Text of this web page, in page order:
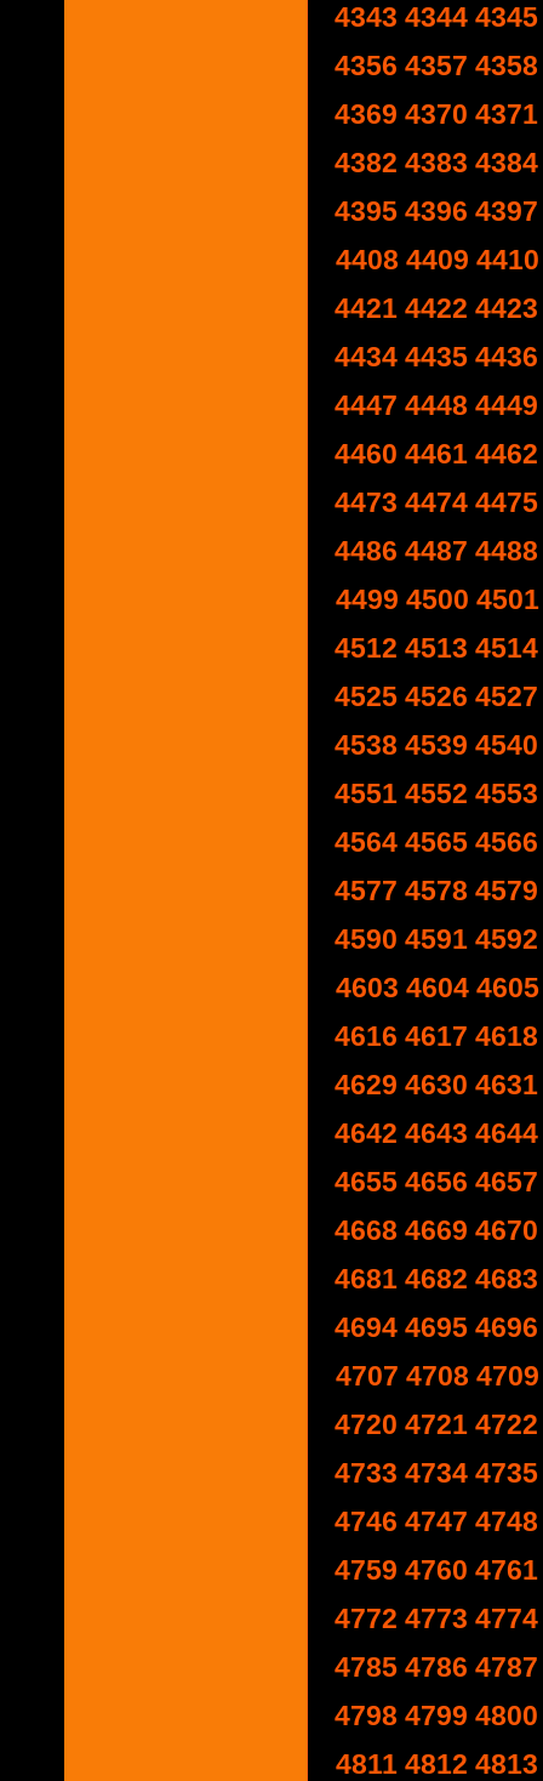
4343 4344 4345
4356 4357 4358
4369 4370 4371
4382 4383 4384
4395 4396 4397
4408 4409 4410
4421 4422 4423
4434 4435 4436
4447 4448 4449
4460 4461 4462
4473 4474 4475
4486 4487 4488
4499 4500 4501
4512 4513 4514
4525 4526 4527
4538 4539 4540
4551 4552 4553
4564 4565 4566
4577 4578 4579
4590 4591 4592
4603 4604 4605
4616 4617 4618
4629 4630 4631
4642 4643 4644
4655 4656 4657
4668 4669 4670
4681 4682 4683
4694 4695 4696
4707 4708 4709
4720 4721 4722
4733 4734 4735
4746 4747 4748
4759 4760 4761
4772 4773 4774
4785 4786 4787
4798 4799 4800
4811 4812 4813